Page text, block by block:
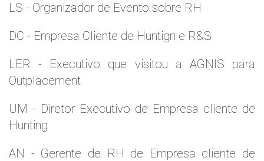
LS - Organizador de Evento sobre RH
DC - Empresa Cliente de Huntign e R&S
LER - Executivo que visitou a AGNIS para
Outplacement
UM - Diretor Executivo de Empresa cliente de
Hunting
AN - Gerente de RH de Empresa cliente de